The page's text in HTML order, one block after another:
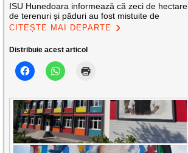
ISU Hunedoara informează că zeci de hectare
de terenuri și păduri au fost mistuite de
CITEȘTE MAI DEPARTE
Distribuie acest articol